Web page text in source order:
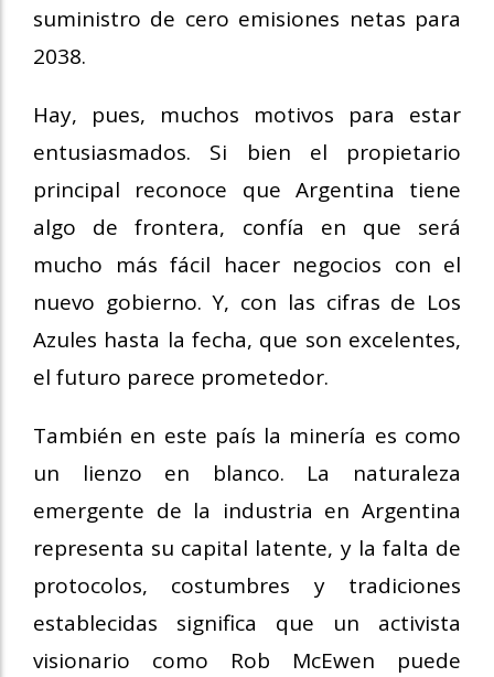
suministro de cero emisiones netas para
2038.
Hay, pues, muchos motivos para estar
entusiasmados. Si bien el propietario
principal reconoce que Argentina tiene
algo de frontera, confía en que será
mucho más fácil hacer negocios con el
nuevo gobierno. Y, con las cifras de Los
Azules hasta la fecha, que son excelentes,
el futuro parece prometedor.
También en este país la minería es como
un lienzo en blanco. La naturaleza
emergente de la industria en Argentina
representa su capital latente, y la falta de
protocolos, costumbres y tradiciones
establecidas significa que un activista
visionario como Rob McEwen puede